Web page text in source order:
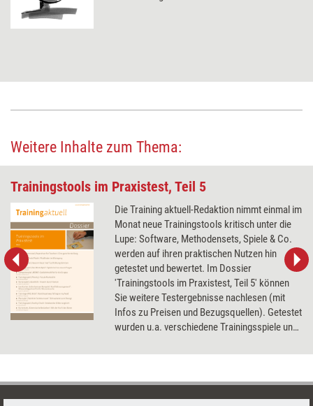
Weitere Inhalte zum Thema:
Trainingstools im Praxistest, Teil 5
Die Training aktuell-Redaktion nimmt einmal im
Monat neue Trainingstools kritisch unter die
Lupe: Software, Methodensets, Spiele & Co.
werden auf ihren praktischen Nutzen hin
getestet und bewertet. Im Dossier
'Trainingstools im Praxistest, Teil 5' können
Sie weitere Testergebnisse nachlesen (mit
Infos zu Preisen und Bezugsquellen). Getestet
wurden u.a. verschiedene Trainingsspiele und
Präsentationstool.